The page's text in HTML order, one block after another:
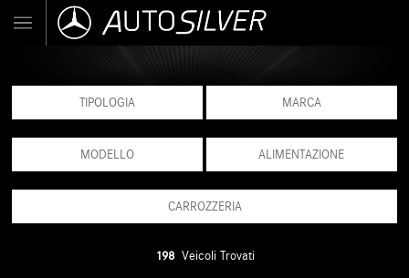
TIPOLOGIA MARCA
MODELLO ALIMENTAZIONE
CARROZZERIA
198Veicoli Trovati